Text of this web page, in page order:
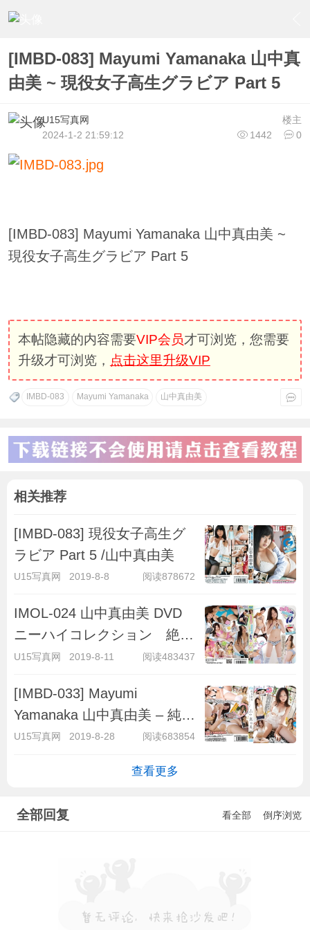
[IMBD-083] Mayumi Yamanaka 山中真
由美 ~ 現役女子高生グラビア Part 5
楼主
U15写真网
1442
0
2024-1-2 21:59:12
[IMBD-083] Mayumi Yamanaka 山中真由美 ~
現役女子高生グラビア Part 5
本帖隐藏的内容需要VIP会员才可浏览，您需要
升级才可浏览， 点击这里升级VIP
IMBD-083 Mayumi Yamanaka 山中真由美
相关推荐
[IMBD-083] 現役女子高生グ
ラビア Part 5 /山中真由美
U15写真网 2019-8-8 阅读878672
IMOL-024 山中真由美 DVD
ニーハイコレクション 絶対
領域
U15写真网 2019-8-11 阅读483437
[IMBD-033] Mayumi
Yamanaka 山中真由美 – 純真
無垢 〜ホワイトレーベル〜
U15写真网 2019-8-28 阅读683854
查看更多
全部回复 看全部 倒序浏览